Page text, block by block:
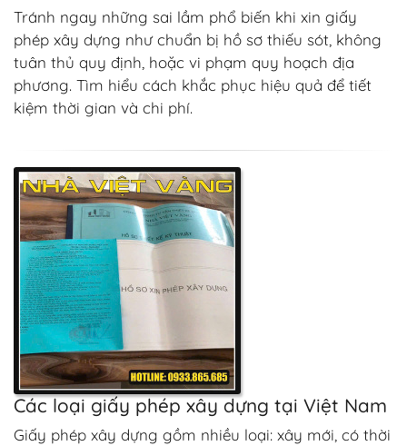
Tránh ngay những sai lầm phổ biến khi xin giấy
phép xây dựng như chuẩn bị hồ sơ thiếu sót, không
tuân thủ quy định, hoặc vi phạm quy hoạch địa
phương. Tìm hiểu cách khắc phục hiệu quả để tiết
kiệm thời gian và chi phí.
Các loại giấy phép xây dựng tại Việt Nam
Giấy phép xây dựng gồm nhiều loại: xây mới, có thời